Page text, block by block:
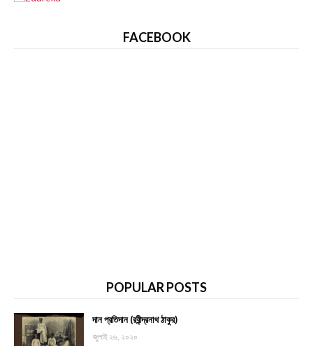
FACEBOOK
POPULAR POSTS
দান প্রতিদান (রবীন্দ্রনাথ ঠাকুর)
জুলাই ২৬, ২০২০